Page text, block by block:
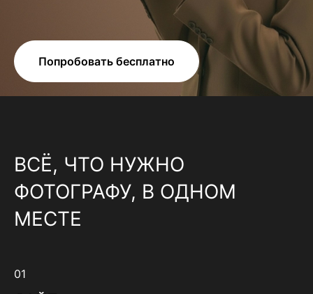
Попробовать бесплатно
ВСЁ, ЧТО НУЖНО
ФОТОГРАФУ, В ОДНОМ
МЕСТЕ
01